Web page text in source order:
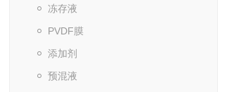
冻存液
PVDF膜
添加剂
预混液